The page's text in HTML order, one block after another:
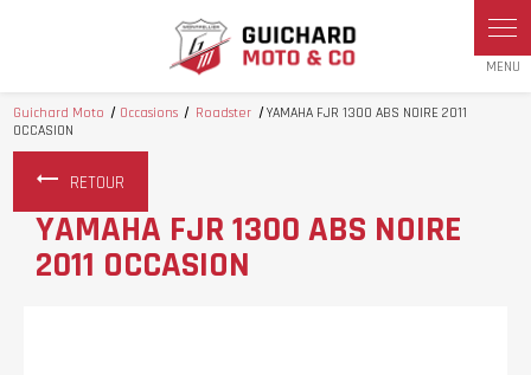
Guichard Moto Occasions Roadster
YAMAHA FJR 1300 ABS NOIRE 2011
OCCASION
RETOUR
YAMAHA FJR 1300 ABS NOIRE
2011 OCCASION